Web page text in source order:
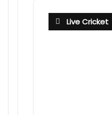
Live Cricket